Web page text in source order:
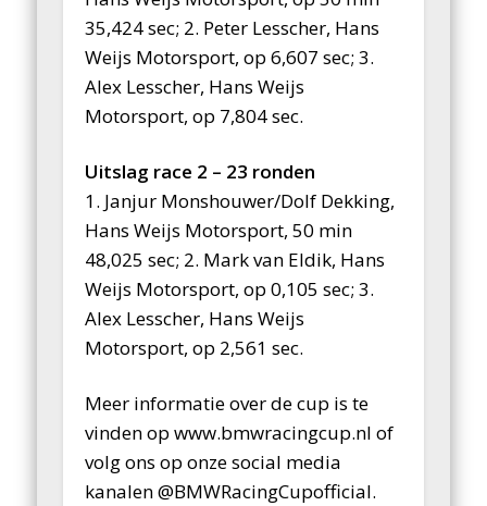
35,424 sec; 2. Peter Lesscher, Hans
Weijs Motorsport, op 6,607 sec; 3.
Alex Lesscher, Hans Weijs
Motorsport, op 7,804 sec.
Uitslag race 2 – 23 ronden
1. Janjur Monshouwer/Dolf Dekking,
Hans Weijs Motorsport, 50 min
48,025 sec; 2. Mark van Eldik, Hans
Weijs Motorsport, op 0,105 sec; 3.
Alex Lesscher, Hans Weijs
Motorsport, op 2,561 sec.
Meer informatie over de cup is te
vinden op www.bmwracingcup.nl of
volg ons op onze social media
kanalen @BMWRacingCupofficial.